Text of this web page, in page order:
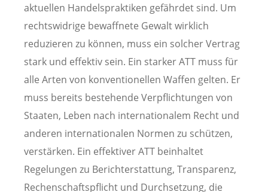
aktuellen Handelspraktiken gefährdet sind. Um
rechtswidrige bewaffnete Gewalt wirklich
reduzieren zu können, muss ein solcher Vertrag
stark und effektiv sein. Ein starker ATT muss für
alle Arten von konventionellen Waffen gelten. Er
muss bereits bestehende Verpflichtungen von
Staaten, Leben nach internationalem Recht und
anderen internationalen Normen zu schützen,
verstärken. Ein effektiver ATT beinhaltet
Regelungen zu Berichterstattung, Transparenz,
Rechenschaftspflicht und Durchsetzung, die